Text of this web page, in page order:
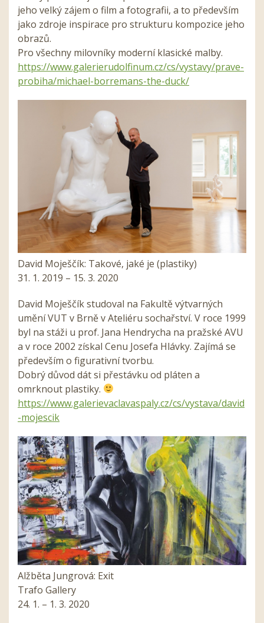
jeho velký zájem o film a fotografii, a to především
jako zdroje inspirace pro strukturu kompozice jeho
obrazů.
Pro všechny milovníky moderní klasické malby.
https://www.galerierudolfinum.cz/cs/vystavy/prave-
probiha/michael-borremans-the-duck/
David Moješčík: Takové, jaké je (plastiky)
31. 1. 2019 – 15. 3. 2020
David Moješčík studoval na Fakultě výtvarných
umění VUT v Brně v Ateliéru sochařství. V roce 1999
byl na stáži u prof. Jana Hendrycha na pražské AVU
a v roce 2002 získal Cenu Josefa Hlávky. Zajímá se
především o figurativní tvorbu.
Dobrý důvod dát si přestávku od pláten a
omrknout plastiky.
https://www.galerievaclavaspaly.cz/cs/vystava/david
-mojescik
Alžběta Jungrová: Exit
Trafo Gallery
24. 1. – 1. 3. 2020